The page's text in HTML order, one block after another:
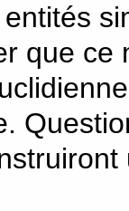
que ce